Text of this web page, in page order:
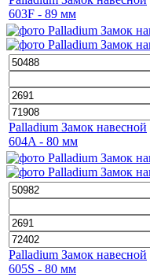
603F - 89 мм
Palladium Замок навесной
604A - 80 мм
Palladium Замок навесной
605S - 80 мм